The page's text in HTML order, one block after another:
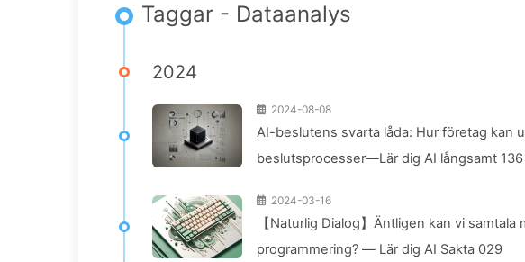
Taggar - Dataanalys
2024
2024-08-08
AI-beslutens svarta låda: Hur företag kan
beslutsprocesser—Lär dig AI långsamt 136
2024-03-16
【Naturlig Dialog】Äntligen kan vi
programmering? — Lär dig AI Sakta 029